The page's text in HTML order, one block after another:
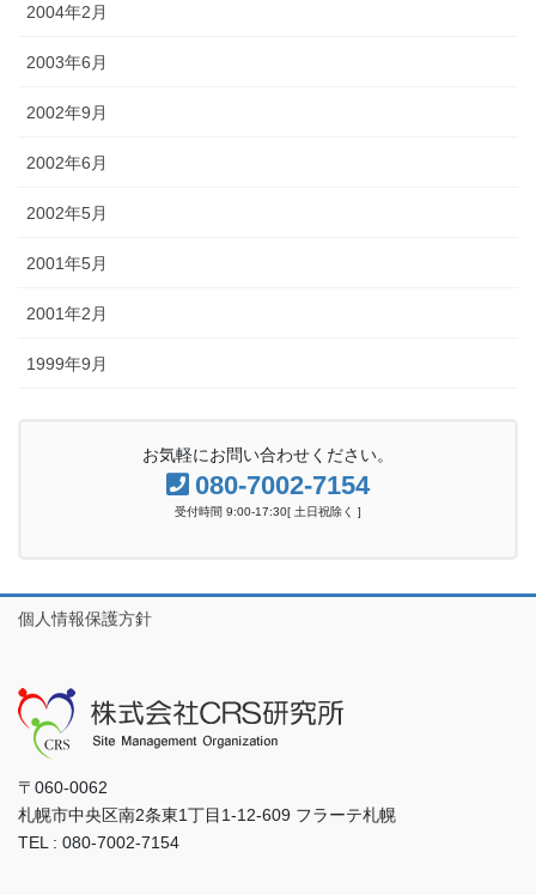
2004年2月
2003年6月
2002年9月
2002年6月
2002年5月
2001年5月
2001年2月
1999年9月
お気軽にお問い合わせください。
080-7002-7154
受付時間 9:00-17:30[ 土日祝除く ]
個人情報保護方針
〒060-0062
札幌市中央区南2条東1丁目1-12-609 フラーテ札幌
TEL : 080-7002-7154